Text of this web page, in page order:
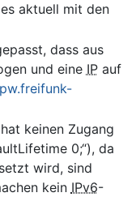
aktuell mit den
dass aus
und eine IPauf
keinen Zugang
0;“), da
wird, sind
kein IPv6-